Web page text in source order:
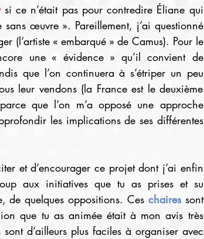
si ce n’était pas pour contredire Éliane qui
œuvre ». Pareillement, j’ai questionné
(l’artiste « embarqué » de Camus). Pour le
une « évidence » qu’il convient de
que l’on continuera à s’étriper un peu
leur vendons (la France est le deuxième
que l’on m’a opposé une approche
les implications de ses différentes
et d’encourager ce projet dont j’ai enfin
aux initiatives que tu as prises et su
de quelques oppositions. Ces chaires sont
que tu as animée était à mon avis très
d’ailleurs plus faciles à organiser avec